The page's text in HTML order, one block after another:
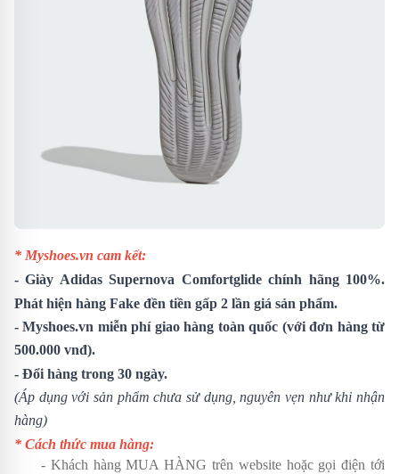
* Myshoes.vn cam kết:
-Giày Adidas Supernova Comfortglidechính hãng 100%.
Phát hiện hàng Fake đền tiền gấp 2 lần giá sản phẩm.
- Myshoes.vn miễn phí giao hàng toàn quốc (với đơn hàng từ
500.000 vnđ).
- Đổi hàng trong 30 ngày.
(Áp dụng với sản phẩm chưa sử dụng, nguyên vẹn như khi nhận
hàng)
* Cách thức mua hàng:
- Khách hàng MUA HÀNG trên website hoặc gọi điện tới